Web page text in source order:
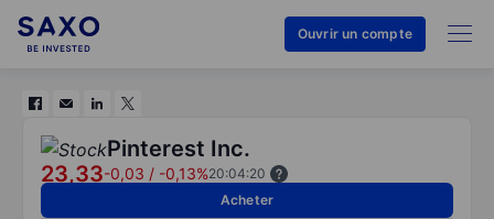
Ouvrir un compte
Pinterest Inc.
23,33-0,03 / -0,13%20:04:20
Acheter